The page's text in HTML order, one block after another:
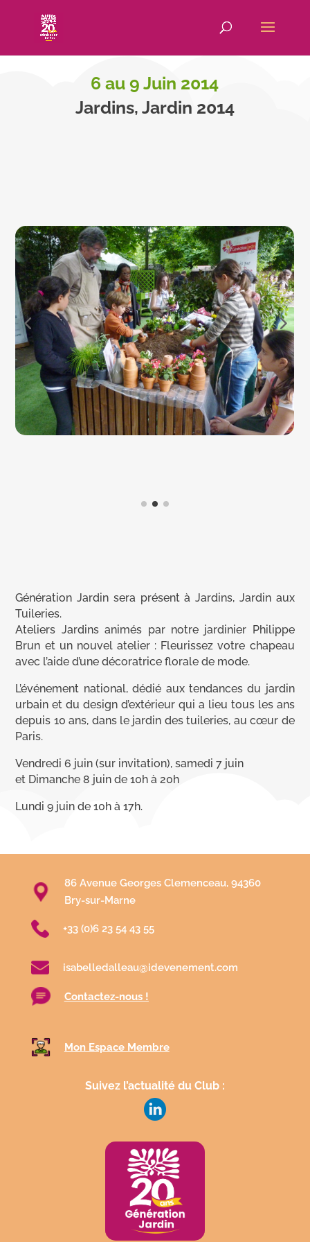
6 au 9 Juin 2014
Jardins, Jardin 2014
Génération Jardin sera présent à Jardins, Jardin aux
Tuileries.
Ateliers Jardins animés par notre jardinier Philippe
Brun et un nouvel atelier : Fleurissez votre chapeau
avec l’aide d’une décoratrice florale de mode.
L’événement national, dédié aux tendances du jardin
urbain et du design d’extérieur qui a lieu tous les ans
depuis 10 ans, dans le jardin des tuileries, au cœur de
Paris.
Vendredi 6 juin (sur invitation), samedi 7 juin
et Dimanche 8 juin de 10h à 20h
Lundi 9 juin de 10h à 17h.
86 Avenue Georges Clemenceau, 94360
Bry-sur-Marne
+33 (0)6 23 54 43 55
isabelledalleau@idevenement.com
Contactez-nous !
Mon Espace Membre
Suivez l’actualité du Club :